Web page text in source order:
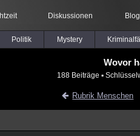
Diskussionen
Politik Mystery
Wovor
188 Beiträge ▪
Rubrik Menschen